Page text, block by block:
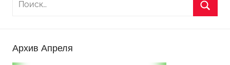
Архив Апреля